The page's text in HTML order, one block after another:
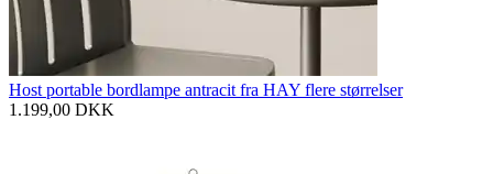
Host portable bordlampe antracit fra HAY flere størrelser
1.199,00 DKK